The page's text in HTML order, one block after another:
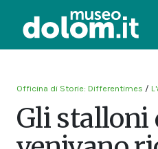
Officina di Storie: Differentimes /
Gli stalloni